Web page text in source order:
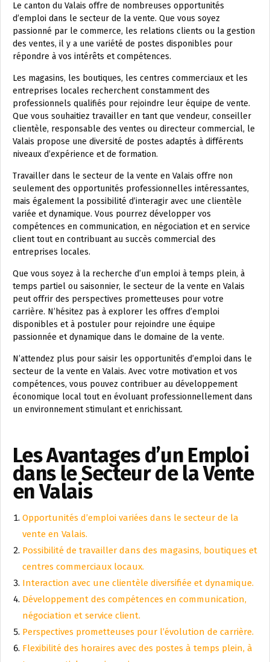
Le canton du Valais offre de nombreuses opportunités
d’emploi dans le secteur de la vente. Que vous soyez
passionné par le commerce, les relations clients ou la gestion
des ventes, il y a une variété de postes disponibles pour
répondre à vos intérêts et compétences.
Les magasins, les boutiques, les centres commerciaux et les
entreprises locales recherchent constamment des
professionnels qualifiés pour rejoindre leur équipe de vente.
Que vous souhaitiez travailler en tant que vendeur, conseiller
clientèle, responsable des ventes ou directeur commercial, le
Valais propose une diversité de postes adaptés à différents
niveaux d’expérience et de formation.
Travailler dans le secteur de la vente en Valais offre non
seulement des opportunités professionnelles intéressantes,
mais également la possibilité d’interagir avec une clientèle
variée et dynamique. Vous pourrez développer vos
compétences en communication, en négociation et en service
client tout en contribuant au succès commercial des
entreprises locales.
Que vous soyez à la recherche d’un emploi à temps plein, à
temps partiel ou saisonnier, le secteur de la vente en Valais
peut offrir des perspectives prometteuses pour votre
carrière. N’hésitez pas à explorer les offres d’emploi
disponibles et à postuler pour rejoindre une équipe
passionnée et dynamique dans le domaine de la vente.
N’attendez plus pour saisir les opportunités d’emploi dans le
secteur de la vente en Valais. Avec votre motivation et vos
compétences, vous pouvez contribuer au développement
économique local tout en évoluant professionnellement dans
un environnement stimulant et enrichissant.
Les Avantages d’un Emploi
dans le Secteur de la Vente
en Valais
Opportunités d’emploi variées dans le secteur de la
vente en Valais.
Possibilité de travailler dans des magasins, boutiques et
centres commerciaux locaux.
Interaction avec une clientèle diversifiée et dynamique.
Développement des compétences en communication,
négociation et service client.
Perspectives prometteuses pour l’évolution de carrière.
Flexibilité des horaires avec des postes à temps plein, à